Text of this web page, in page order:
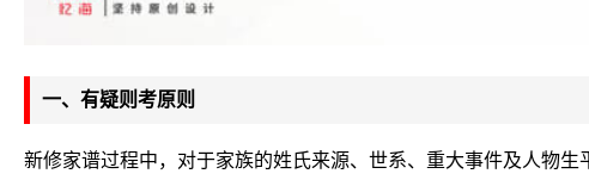
一、有疑则考原则
新修家谱过程中，对于家族的姓氏来源、世系、重大事件及人物